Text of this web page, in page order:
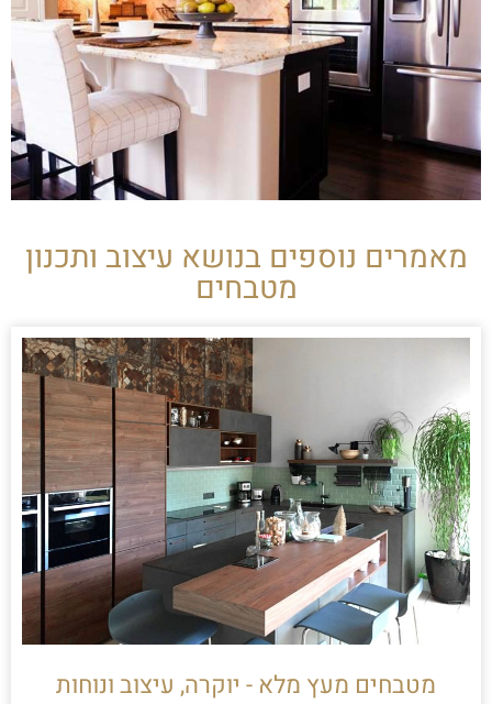
מאמרים נוספים בנושא עיצוב ותכנון
מטבחים
מטבחים מעץ מלא - יוקרה, עיצוב ונוחות